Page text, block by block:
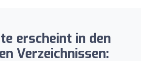
erscheint in den
Verzeichnissen: